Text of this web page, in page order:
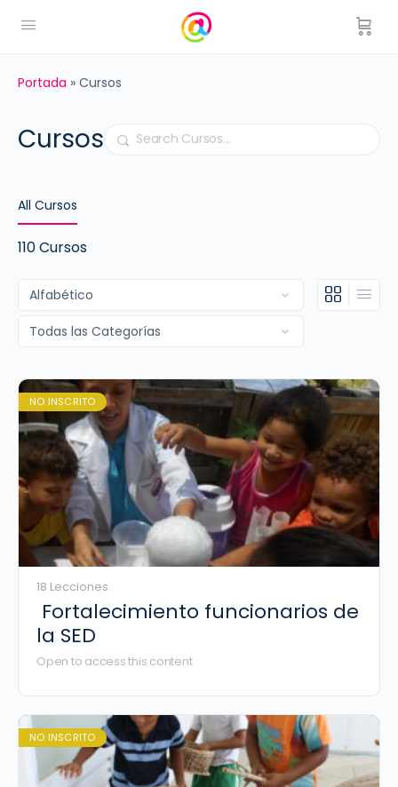
Portada » Cursos
Cursos Buscar
All Cursos
110Cursos
NO INSCRITO
18 Lecciones
Fortalecimiento funcionarios de
la SED
Open to access this content
NO INSCRITO